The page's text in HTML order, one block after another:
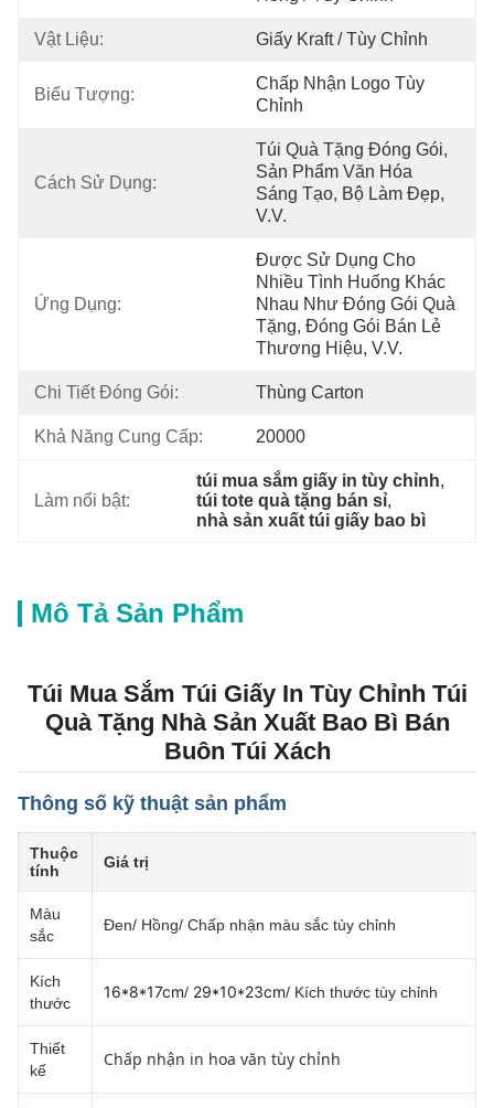
Vật Liệu: Giấy Kraft / Tùy Chỉnh
Biểu Tượng:
Chấp Nhận Logo Tùy
Chỉnh
Cách Sử Dụng:
Túi Quà Tặng Đóng Gói,
Sản Phẩm Văn Hóa
Sáng Tạo, Bộ Làm Đẹp,
V.v.
Ứng Dụng:
Được Sử Dụng Cho
Nhiều Tình Huống Khác
Nhau Như Đóng Gói Quà
Tặng, Đóng Gói Bán Lẻ
Thương Hiệu, V.v.
Chi Tiết Đóng Gói: Thùng Carton
Khả Năng Cung Cấp: 20000
Làm nổi bật:
túi mua sắm giấy in tùy chỉnh,
túi tote quà tặng bán sỉ,
nhà sản xuất túi giấy bao bì
Mô Tả Sản Phẩm
Túi Mua Sắm Túi Giấy In Tùy Chỉnh Túi
Quà Tặng Nhà Sản Xuất Bao Bì Bán
Buôn Túi Xách
Thông số kỹ thuật sản phẩm
Thuộc
tính
Giá trị
Màu
sắc
Đen/ Hồng/ Chấp nhận màu sắc tùy chỉnh
Kích
thước
16*8*17cm/ 29*10*23cm/ Kích thước tùy chỉnh
Thiết
kế
Chấp nhận in hoa văn tùy chỉnh